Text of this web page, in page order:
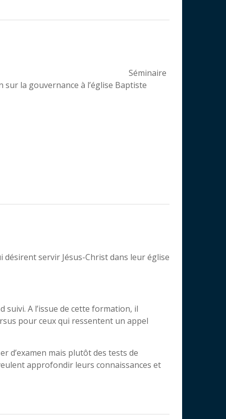
Séminaire
la gouvernance à l’église Baptiste
servir Jésus-Christ dans leur église
suivi. A l’issue de cette formation, il
pour ceux qui ressentent un appel
d’examen mais plutôt des tests de
approfondir leurs connaissances et